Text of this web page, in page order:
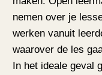
nemen over je
werken vanuit
waarover de les
In het ideale geval